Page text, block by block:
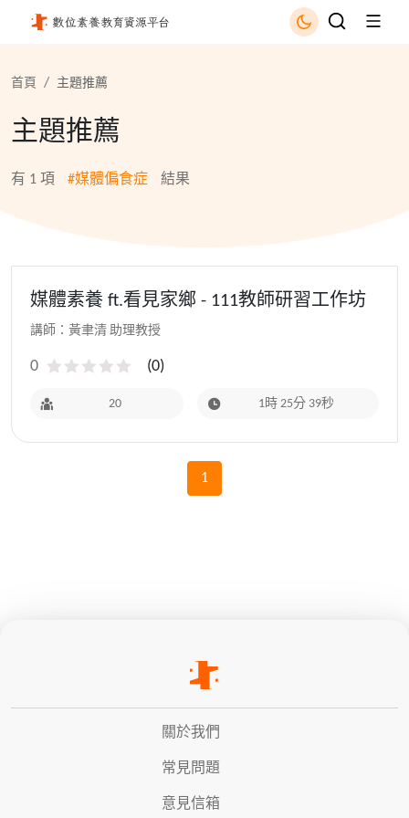
首頁 主題推薦
主題推薦
有 1 項 #媒體偏食症 結果
媒體素養 ft.看見家鄉 - 111教師研習工作坊
講師：黃聿清 助理教授
0 (0)
20 1時 25分 39秒
1
關於我們
常見問題
意見信箱